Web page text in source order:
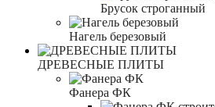
Брусок строганный
Нагель березовый
ДРЕВЕСНЫЕ ПЛИТЫ
Фанера ФК